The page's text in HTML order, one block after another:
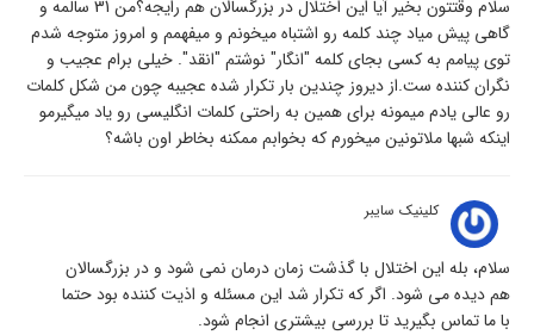
سلام وقتتون بخیر آیا این اختلال در بزرگسالان هم رایجه؟من 31 سالمه و
گاهی پیش میاد چند کلمه رو اشتباه میخونم و میفهمم و امروز متوجه شدم
توی پیامم به کسی بجای کلمه "انگار" نوشتم "انقد". خیلی برام عجیب و
نگران کننده ست.از دیروز چندین بار تکرار شده عجیبه چون من شکل کلمات
رو عالی یادم میمونه برای همین به راحتی کلمات انگلیسی رو یاد میگیرمو
اینکه شبها ملاتونین میخورم که بخوابم ممکنه بخاطر اون باشه؟
کلینیک سایبر
سلام، بله این اختلال با گذشت زمان درمان نمی شود و در بزرگسالان
هم دیده می شود. اگر که تکرار شد این مسئله و اذیت کننده بود حتما
با ما تماس بگیرید تا بررسی بیشتری انجام شود.